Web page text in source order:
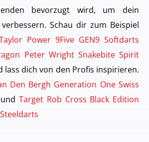
bevorzugt wird, um dein
Schau dir zum Beispiel
Power 9Five GEN9 Softdarts
Peter Wright Snakebite Spirit
lass dich von den Profis inspirieren.
Den Bergh Generation One Swiss
undTarget Rob Cross Black Edition